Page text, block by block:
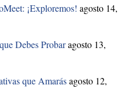
¡Exploremos! agosto 14,
Debes Probaragosto 13,
que Amarásagosto 12,